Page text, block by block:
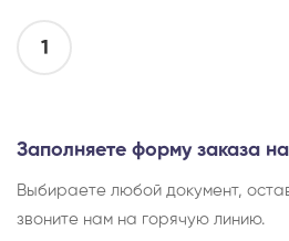
1
Заполняете форму заказа
Выбираете любой документ,
звоните нам на горячую линию.